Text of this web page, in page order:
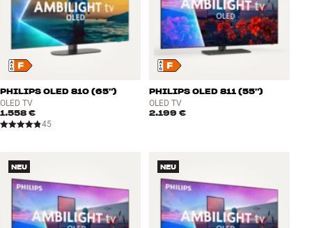
PHILIPS OLED 810 (65")
OLED TV
1.558 €
45
PHILIPS OLED 811 (55")
OLED TV
2.199 €
NEU NEU